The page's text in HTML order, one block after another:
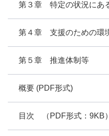
第３章 特定の状況にあ
第４章 支援のための環
第５章 推進体制等
概要 (PDF形式)
目次 （PDF形式：9KB）